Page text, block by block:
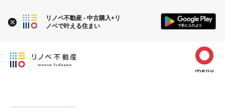
リノベ不動産 - 中古購入+リ
ノベで叶える住まい